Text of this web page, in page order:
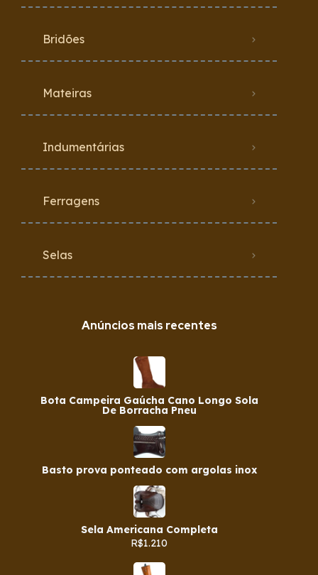
Bridões
Mateiras
Indumentárias
Ferragens
Selas
Anúncios mais recentes
Bota Campeira Gaúcha Cano Longo Sola
De Borracha Pneu
Basto prova ponteado com argolas inox
Sela Americana Completa
R$1.210